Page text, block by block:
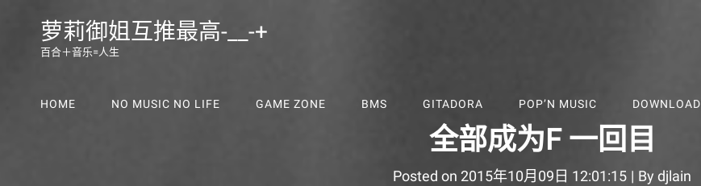
萝莉御姐互推最高-__-+
百合＋音乐=人生
HOME NO MUSIC NO LIFE GAME ZONE BMS GITADORA POP’N MUSIC DOWNLOAD
全部成为F 一回目
Posted on 2015年10月09日 12:01:15 | By Byline
djlain